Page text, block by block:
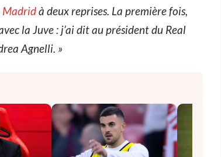
Madridà deux reprises. La première fois,
la Juve : j’ai dit au président du Real
Agnelli. »